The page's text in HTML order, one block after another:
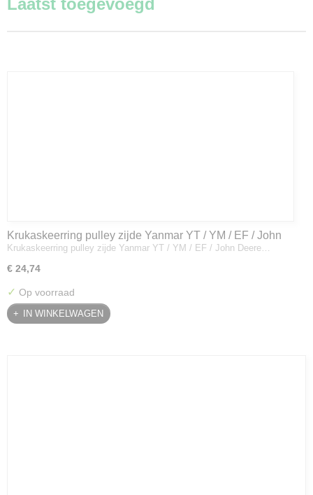
Laatst toegevoegd
Krukaskeerring pulley zijde Yanmar YT / YM / EF / John
Deere - 119934-01800
Krukaskeerring pulley zijde Yanmar YT / YM / EF / John Deere…
€ 24,74
✓ Op voorraad
IN WINKELWAGEN